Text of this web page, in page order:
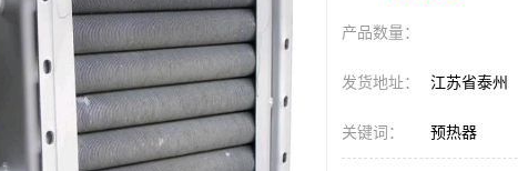
产品数量：
发货地址： 江苏省泰州
关键词： 预热器